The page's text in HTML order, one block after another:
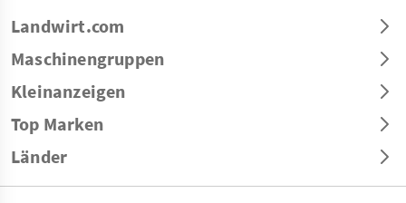
Landwirt.com
Maschinengruppen
Kleinanzeigen
Top Marken
Länder